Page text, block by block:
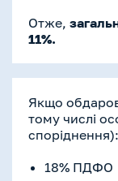
Отже,
11%.
Якщо
тому числі
споріднення):
18% ПДФО